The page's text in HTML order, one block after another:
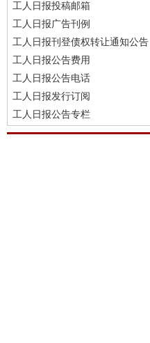
工人日报投稿邮箱
工人日报广告刊例
工人日报刊登债权转让通知公告
工人日报公告费用
工人日报公告电话
工人日报发行订阅
工人日报公告专栏